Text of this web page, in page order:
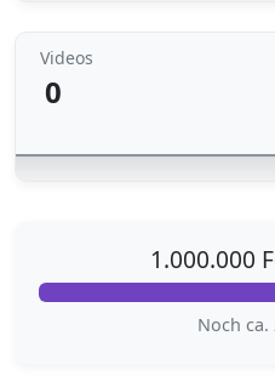
Videos
0
1.000.000
Noch ca.